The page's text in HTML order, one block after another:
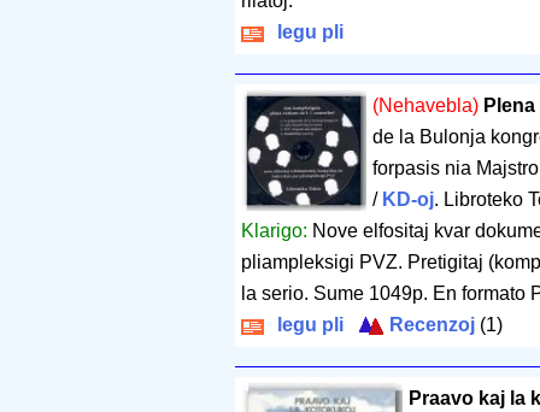
legu pli
(Nehavebla)
de la Bulonja
forpasis nia
/ KD-oj. Libroteko
Klarigo: Nove elfositaj kvar
pliampleksigi PVZ. Pretigitaj
la serio. Sume 1049p. En formato
legu pli
Recenzoj (1)
Praavo kaj la